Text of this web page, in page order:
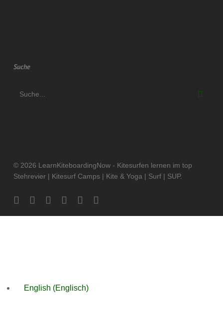
Suche
© 2026 LearnKiteboardingNow - Kitesurfen lernen im top
Stehrevier | Kitesurf Camps | Kite & Yoga | Surf | SUP.
facebookvimeoinstagramwhatsappphoneemail
English (Englisch)